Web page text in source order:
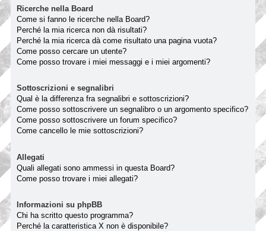
Ricerche nella Board
Come si fanno le ricerche nella Board?
Perché la mia ricerca non dà risultati?
Perché la mia ricerca dà come risultato una pagina vuota?
Come posso cercare un utente?
Come posso trovare i miei messaggi e i miei argomenti?
Sottoscrizioni e segnalibri
Qual è la differenza fra segnalibri e sottoscrizioni?
Come posso sottoscrivere un segnalibro o un argomento specifico?
Come posso sottoscrivere un forum specifico?
Come cancello le mie sottoscrizioni?
Allegati
Quali allegati sono ammessi in questa Board?
Come posso trovare i miei allegati?
Informazioni su phpBB
Chi ha scritto questo programma?
Perché la caratteristica X non è disponibile?